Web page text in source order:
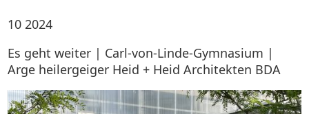
10 2024
Es geht weiter | Carl-von-Linde-Gymnasium |
Arge heilergeiger Heid + Heid Architekten BDA